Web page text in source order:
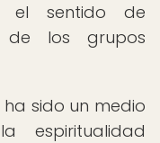
el sentido de
de los grupos
sido un medio
espiritualidad